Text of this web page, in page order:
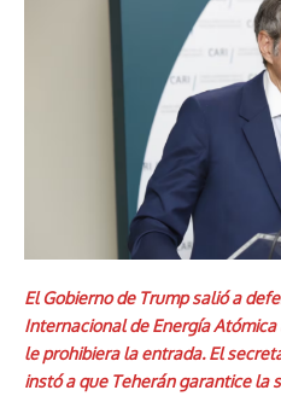
El Gobierno de Trump salió a
Internacional de Energía
le prohibiera la entrada. El
instó a que Teherán garantice la